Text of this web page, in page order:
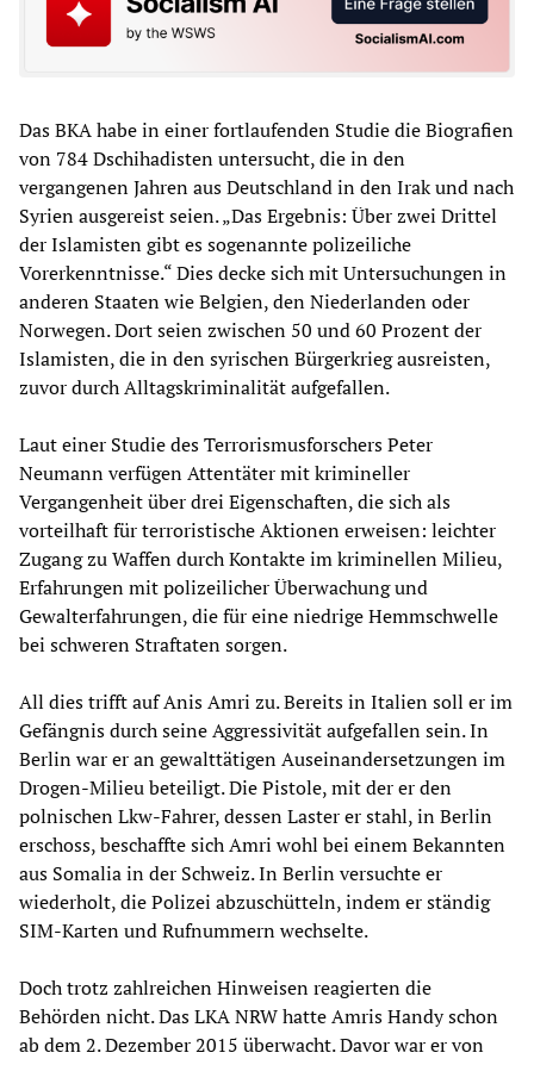
Das BKA habe in einer fortlaufenden Studie die Biografien
von 784 Dschihadisten untersucht, die in den
vergangenen Jahren aus Deutschland in den Irak und nach
Syrien ausgereist seien. „Das Ergebnis: Über zwei Drittel
der Islamisten gibt es sogenannte polizeiliche
Vorerkenntnisse.“ Dies decke sich mit Untersuchungen in
anderen Staaten wie Belgien, den Niederlanden oder
Norwegen. Dort seien zwischen 50 und 60 Prozent der
Islamisten, die in den syrischen Bürgerkrieg ausreisten,
zuvor durch Alltagskriminalität aufgefallen.
Laut einer Studie des Terrorismusforschers Peter
Neumann verfügen Attentäter mit krimineller
Vergangenheit über drei Eigenschaften, die sich als
vorteilhaft für terroristische Aktionen erweisen: leichter
Zugang zu Waffen durch Kontakte im kriminellen Milieu,
Erfahrungen mit polizeilicher Überwachung und
Gewalterfahrungen, die für eine niedrige Hemmschwelle
bei schweren Straftaten sorgen.
All dies trifft auf Anis Amri zu. Bereits in Italien soll er im
Gefängnis durch seine Aggressivität aufgefallen sein. In
Berlin war er an gewalttätigen Auseinandersetzungen im
Drogen-Milieu beteiligt. Die Pistole, mit der er den
polnischen Lkw-Fahrer, dessen Laster er stahl, in Berlin
erschoss, beschaffte sich Amri wohl bei einem Bekannten
aus Somalia in der Schweiz. In Berlin versuchte er
wiederholt, die Polizei abzuschütteln, indem er ständig
SIM-Karten und Rufnummern wechselte.
Doch trotz zahlreichen Hinweisen reagierten die
Behörden nicht. Das LKA NRW hatte Amris Handy schon
ab dem 2. Dezember 2015 überwacht. Davor war er von